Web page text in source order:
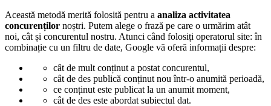
Această metodă merită folosită pentru a analiza activitatea
concurenților noștri. Putem alege o frază pe care o urmărim atât
noi, cât și concurentul nostru. Atunci când folosiți operatorul site: în
combinație cu un filtru de date, Google vă oferă informații despre:
cât de mult conținut a postat concurentul,
cât de des publică conținut nou într-o anumită perioadă,
ce conținut este publicat la un anumit moment,
cât de des este abordat subiectul dat.